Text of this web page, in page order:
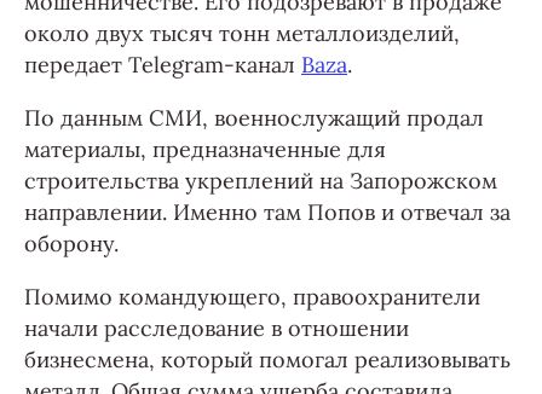
около двух тысяч тонн металлоизделий,
передает Telegram-канал Baza.
По данным СМИ, военнослужащий продал
материалы, предназначенные для
строительства укреплений на Запорожском
направлении. Именно там Попов и отвечал за
оборону.
Помимо командующего, правоохранители
начали расследование в отношении
бизнесмена, который помогал реализовывать